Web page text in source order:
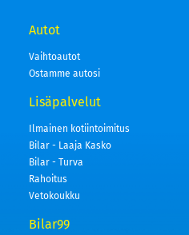
Autot
Vaihtoautot
Ostamme autosi
Lisäpalvelut
Ilmainen kotiintoimitus
Bilar - Laaja Kasko
Bilar - Turva
Rahoitus
Vetokoukku
Bilar99